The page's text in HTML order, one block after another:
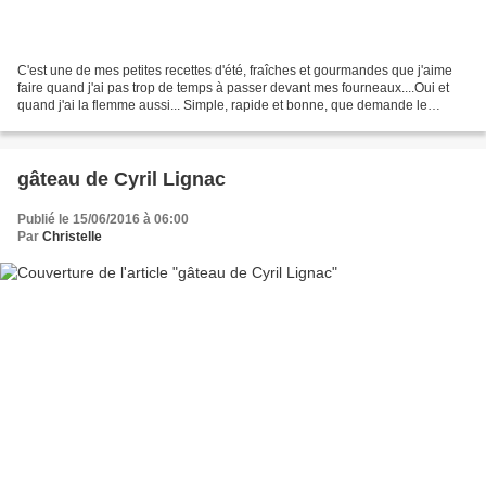
C'est une de mes petites recettes d'été, fraîches et gourmandes que j'aime
faire quand j'ai pas trop de temps à passer devant mes fourneaux....Oui et
quand j'ai la flemme aussi... Simple, rapide et bonne, que demande le
gâteau de Cyril Lignac
Publié le 15/06/2016 à 06:00
Par Christelle